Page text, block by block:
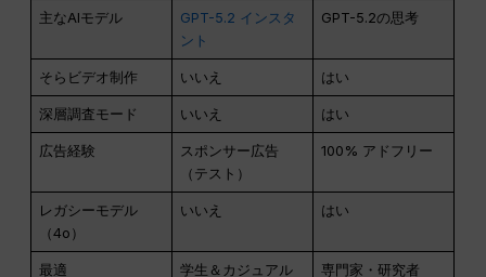
主なAIモデル
GPT-5.2 インスタ
ント
GPT-5.2の思考
そらビデオ制作 いいえ はい
深層調査モード いいえ はい
広告経験
スポンサー広告
（テスト）
100% アドフリー
レガシーモデル
（4o）
いいえ はい
最適
学生＆カジュアル
専門家・研究者